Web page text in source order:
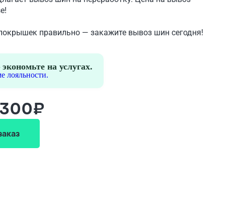
правильно — закажите вывоз шин сегодня!
на услугах.
лояльности.